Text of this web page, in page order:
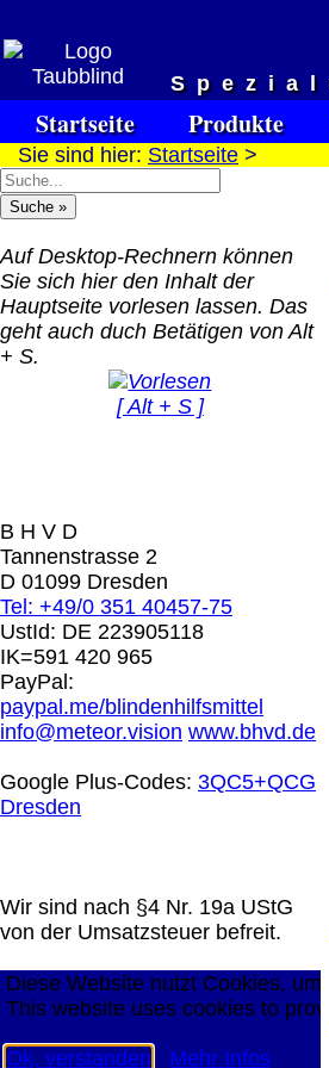
Startseite Produkte
Sie sind hier: Startseite >
Auf Desktop-Rechnern können
Sie sich hier den Inhalt der
Hauptseite vorlesen lassen. Das
geht auch duch Betätigen von Alt
+ S.
[ Alt + S ]
B H V D
Tannenstrasse 2
D 01099 Dresden
Tel: +49/0 351 40457-75
UstId: DE 223905118
IK=591 420 965
PayPal:
paypal.me/blindenhilfsmittel
info@meteor.vision www.bhvd.de
Google Plus-Codes: 3QC5+QCG
Dresden
Wir sind nach §4 Nr. 19a UStG
von der Umsatzsteuer befreit.
QR Code:
bis 5kg
Der
Die in diesem Dokument
technische Änderungen
letzte Änderung: 21. Februar
Mit einem Urteil vom
die Anbringung eines Links, die
werden, dass man sich
aller gelinkten Seiten auf
unserer Homepage angebrachten
http://ec.europa.eu/consumers/
Seitenanfang
Impressum AGB
große Anzeige Schließen X
Diese Website nutzt Cookies, um
This website uses cookies to
Ok, verstanden Mehr Infos